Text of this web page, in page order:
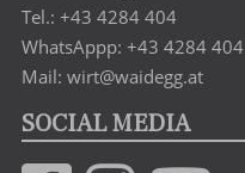
Tel.: +43 4284 404
WhatsAppp: +43 4284 404
Mail: wirt@waidegg.at
SOCIAL MEDIA